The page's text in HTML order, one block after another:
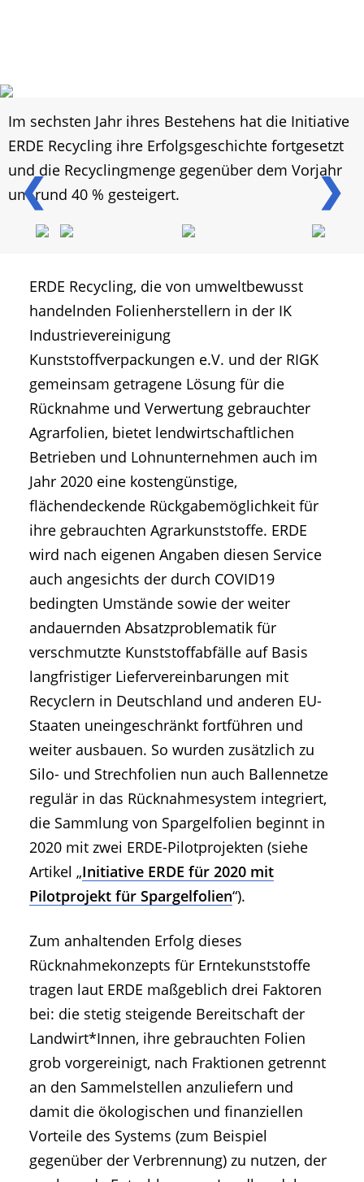
❮ ❯
Im sechsten Jahr ihres Bestehens hat die Initiative
ERDE Recycling ihre Erfolgsgeschichte fortgesetzt
und die Recyclingmenge gegenüber dem Vorjahr
um rund 40 % gesteigert.
ERDE Recycling, die von umweltbewusst
handelnden Folienherstellern in der IK
Industrievereinigung
Kunststoffverpackungen e.V. und der RIGK
gemeinsam getragene Lösung für die
Rücknahme und Verwertung gebrauchter
Agrarfolien, bietet lendwirtschaftlichen
Betrieben und Lohnunternehmen auch im
Jahr 2020 eine kostengünstige,
flächendeckende Rückgabemöglichkeit für
ihre gebrauchten Agrarkunststoffe. ERDE
wird nach eigenen Angaben diesen Service
auch angesichts der durch COVID19
bedingten Umstände sowie der weiter
andauernden Absatzproblematik für
verschmutzte Kunststoffabfälle auf Basis
langfristiger Liefervereinbarungen mit
Recyclern in Deutschland und anderen EU-
Staaten uneingeschränkt fortführen und
weiter ausbauen. So wurden zusätzlich zu
Silo- und Strechfolien nun auch Ballennetze
regulär in das Rücknahmesystem integriert,
die Sammlung von Spargelfolien beginnt in
2020 mit zwei ERDE-Pilotprojekten (siehe
Artikel „Initiative ERDE für 2020 mit
Pilotprojekt für Spargelfolien“).
Zum anhaltenden Erfolg dieses
Rücknahmekonzepts für Erntekunststoffe
tragen laut ERDE maßgeblich drei Faktoren
bei: die stetig steigende Bereitschaft der
Landwirt*Innen, ihre gebrauchten Folien
grob vorgereinigt, nach Fraktionen getrennt
an den Sammelstellen anzuliefern und
damit die ökologischen und finanziellen
Vorteile des Systems (zum Beispiel
gegenüber der Verbrennung) zu nutzen, der